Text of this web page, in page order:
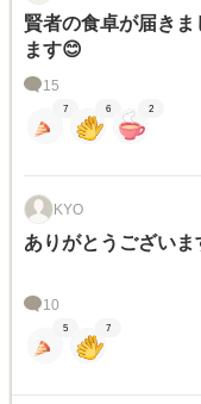
賢者の食卓が届き
ます😊
15
7 6 2
KYO
ありがとうございま
10
5 7